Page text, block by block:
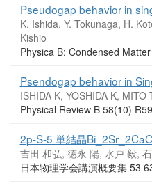
Pseudogap behavior in
K. Ishida, Y. Tokunaga, H.
Kishio
Physica B: Condensed
Psendogap behavior in
ISHIDA K, YOSHIDA K, MITO
Physical Review B 58(10)
2p-S-5 単結晶
吉田 和弘, 徳永 陽, 水戸 毅,
日本物理学会講演概要集 53